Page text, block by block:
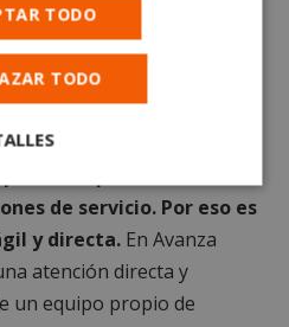
de fibra óptica y móvil
afincados en Murcia.
interconectado elegir
continua de internet fibra
es fundamental.
permitir
de servicio. Por eso es
y directa. En Avanza
atención directa y
un equipo propio de
TODO
TODO
Cookies de
rendimiento
Cookies de